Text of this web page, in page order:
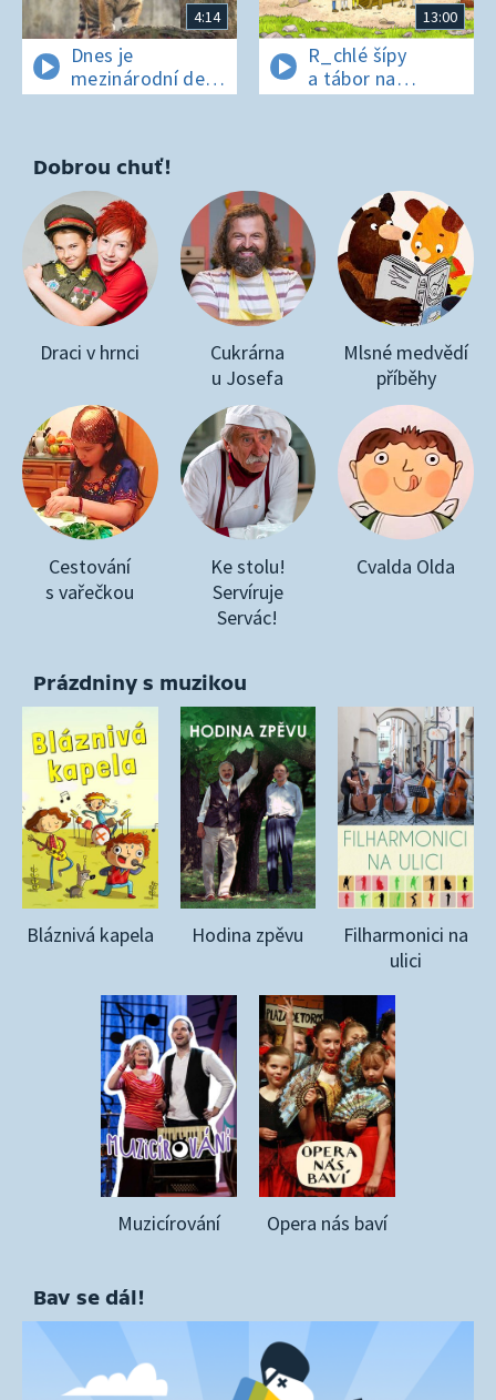
4:14
Dnes je
mezinárodní den
t_grů
13:00
R_chlé šípy
a tábor na
os_rově
Dobrou chuť!
Draci v hrnci
Cukrárna
u Josefa
Mlsné medvědí
příběhy
Cestování
s vařečkou
Ke stolu!
Servíruje
Servác!
Cvalda Olda
Prázdniny s muzikou
Bláznivá kapela Hodina zpěvu
Filharmonici na
ulici
Muzicírování Opera nás baví
Bav se dál!